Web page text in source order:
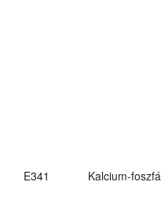
E341 Kalcium-